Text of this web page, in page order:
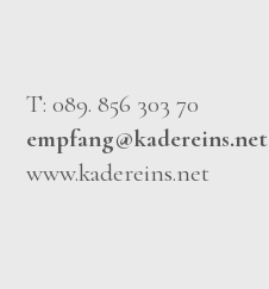
T: 089. 856 303 70
empfang@kadereins.net
www.kadereins.net